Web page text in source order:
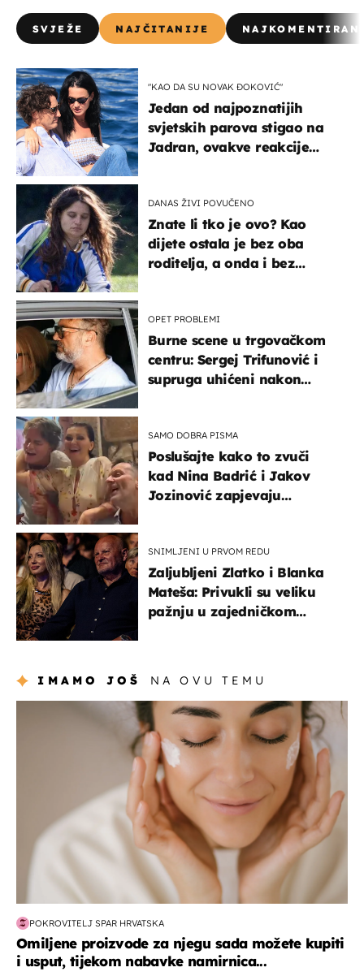
SVJEŽE NAJČITANIJE
"KAO DA SU NOVAK ĐOKOVIĆ"
Jedan od najpoznatijih
svjetskih parova stigao na
Jadran, ovakve reakcije
DANAS ŽIVI POVUČENO
Znate li tko je ovo? Kao
dijete ostala je bez oba
roditelja, a onda i bez
OPET PROBLEMI
Burne scene u trgovačkom
centru: Sergej Trifunović i
supruga uhićeni nakon
SAMO DOBRA PISMA
Poslušajte kako to zvuči
kad Nina Badrić i Jakov
Jozinović zapjevaju
SNIMLJENI U PRVOM REDU
Zaljubljeni Zlatko i Blanka
Mateša: Privukli su veliku
pažnju u zajedničkom
IMAMO JOŠ NA OVU TEMU
moda & ljepota
POKROVITELJ SPAR HRVATSKA
Omiljene proizvode za njegu sada možete kupiti
i usput, tijekom nabavke namirnica...